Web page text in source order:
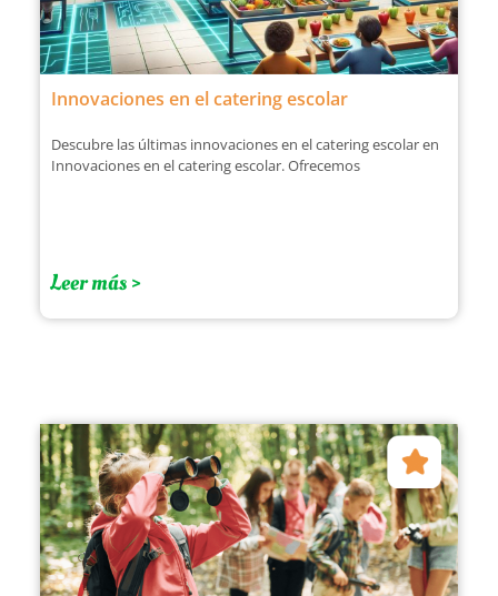
Innovaciones en el catering escolar
Descubre las últimas innovaciones en el catering escolar en
Innovaciones en el catering escolar. Ofrecemos
Leer más >